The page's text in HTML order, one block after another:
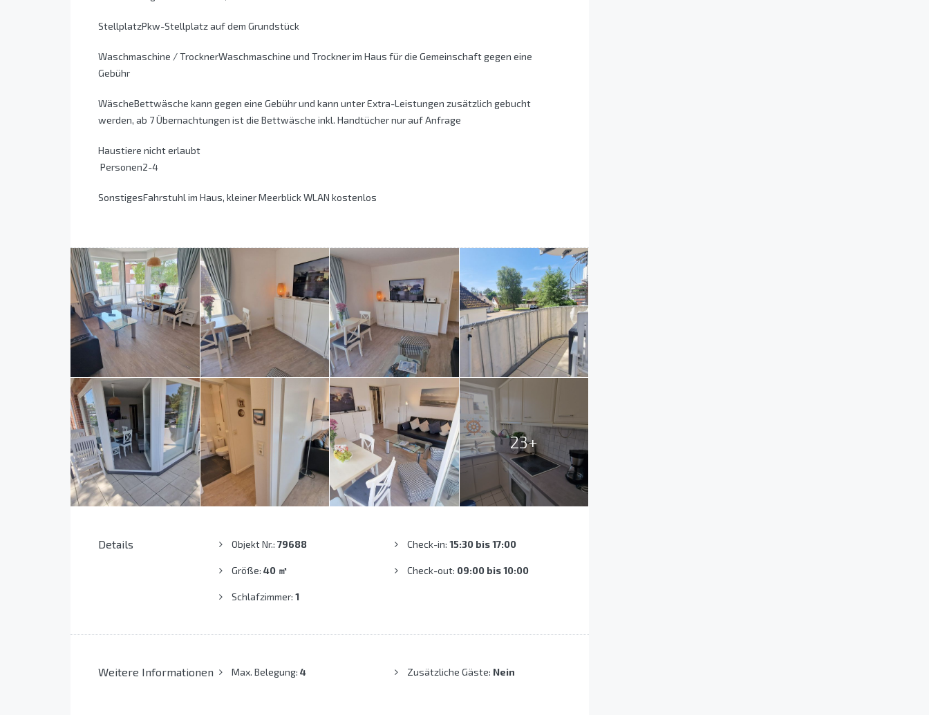
StellplatzPkw-Stellplatz auf dem Grundstück
Waschmaschine / TrocknerWaschmaschine und Trockner im Haus für die Gemeinschaft gegen eine
Gebühr
WäscheBettwäsche kann gegen eine Gebühr und kann unter Extra-Leistungen zusätzlich gebucht
werden, ab 7 Übernachtungen ist die Bettwäsche inkl. Handtücher nur auf Anfrage
Haustiere nicht erlaubt
Personen2-4
SonstigesFahrstuhl im Haus, kleiner Meerblick WLAN kostenlos
23+
Details Objekt Nr.: 79688
Größe: 40 ㎡
Schlafzimmer: 1
Check-in:15:30 bis 17:00
Check-out: 09:00 bis 10:00
Weitere Informationen Max. Belegung: 4 Zusätzliche Gäste: Nein